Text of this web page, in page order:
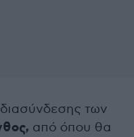
των
από όπου θα